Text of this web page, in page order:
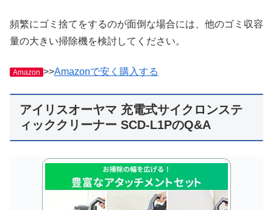
頻繁にゴミ捨てをするのが面倒な場合には、他のゴミ収容
量の大きい掃除機を検討してください。
Amazon >>Amazonで安く購入する
アイリスオーヤマ 充電式サイクロンステ
ィッククリーナー SCD-L1PのQ&A